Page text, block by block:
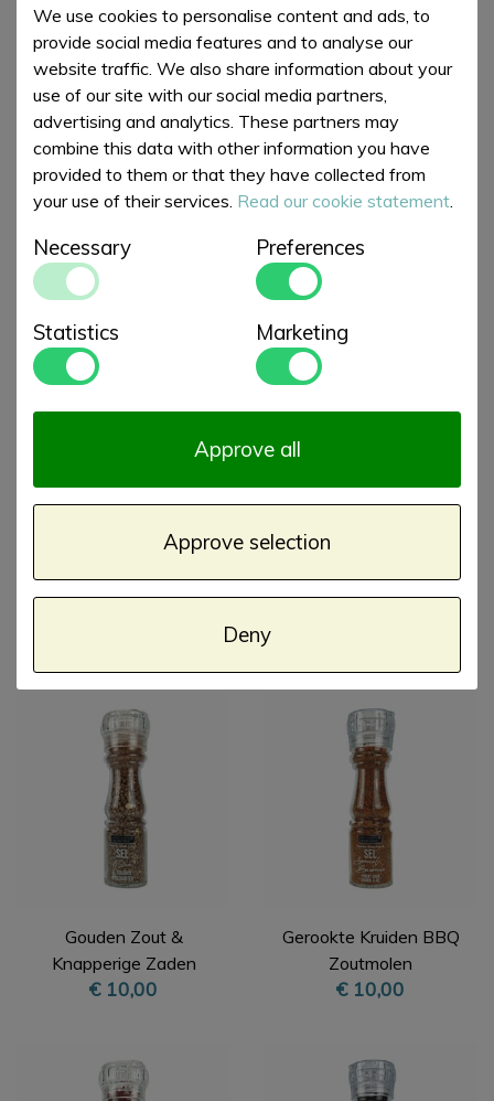
Breedte: 4.5cm
Hoogte: 17cm
Merken : Savor & Sens
€ 10,00 Order
Bijpassende artikelen
Gouden Pepermolen
Himalaya Roze
Gouden Zout &
Knapperige Zaden
Molen
€ 10,00
Gerookte Kruiden BBQ
Zoutmolen
€ 10,00
We use cookies to personalise content and ads, to
provide social media features and to analyse our
website traffic. We also share information about your
use of our site with our social media partners,
advertising and analytics. These partners may
combine this data with other information you have
provided to them or that they have collected from
your use of their services. Read our cookie statement.
Necessary Preferences
Statistics Marketing
Deny
Approve selection
Approve all